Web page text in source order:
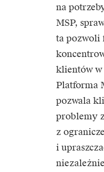
na
MSP,
ta pozwoli
klientów
Platforma
pozwala
problemy
z
i